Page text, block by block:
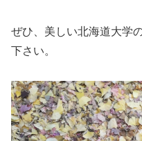
ぜひ、美しい北海道大学
下さい。